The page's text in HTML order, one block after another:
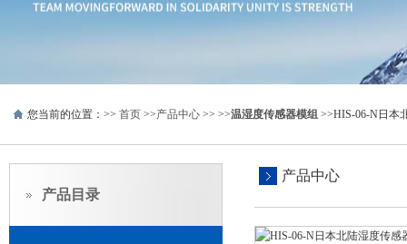
您当前的位置：>> 首页 >>产品中心 >> >>温湿度传感器模组 >>HIS-06-N日本
产品目录
产品中心